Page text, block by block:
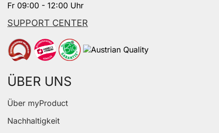
Fr 09:00 - 12:00 Uhr
SUPPORT CENTER
ÜBER UNS
Über myProduct
Nachhaltigkeit